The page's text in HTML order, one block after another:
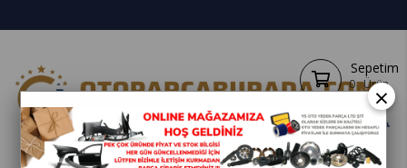
Sepetim
0 Ürün
×